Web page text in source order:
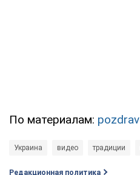
По материалам:
Украина видео традиции
Редакционная политика